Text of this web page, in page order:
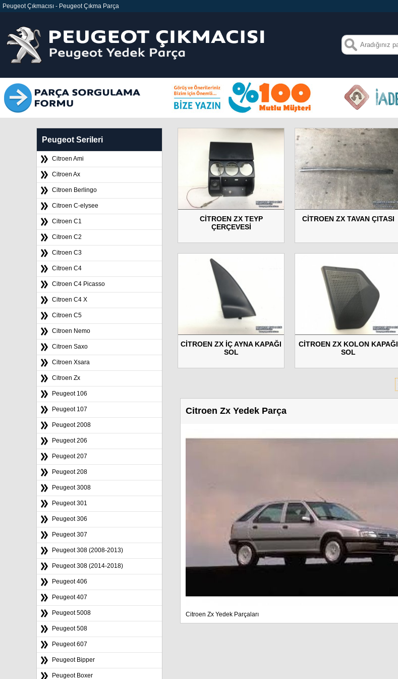
Peugeot Çıkmacısı - Peugeot Çıkma Parça
Peugeot Serileri
Citroen Ami
Citroen Ax
Citroen Berlingo
Citroen C-elysee
Citroen C1
Citroen C2
Citroen C3
Citroen C4
Citroen C4 Picasso
Citroen C4 X
Citroen C5
Citroen Nemo
Citroen Saxo
Citroen Xsara
Citroen Zx
Peugeot 106
Peugeot 107
Peugeot 2008
Peugeot 206
Peugeot 207
Peugeot 208
Peugeot 3008
Peugeot 301
Peugeot 306
Peugeot 307
Peugeot 308 (2008-2013)
Peugeot 308 (2014-2018)
Peugeot 406
Peugeot 407
Peugeot 5008
Peugeot 508
Peugeot 607
Peugeot Bipper
Peugeot Boxer
CİTROEN ZX TEYP
ÇERÇEVESİ
CİTROEN ZX TAVAN ÇITASI
CİTROEN ZX İÇ AYNA KAPAĞI
SOL
CİTROEN ZX KOLON KAPAĞI
SOL
Citroen Zx Yedek Parça
Citroen Zx Yedek Parçaları